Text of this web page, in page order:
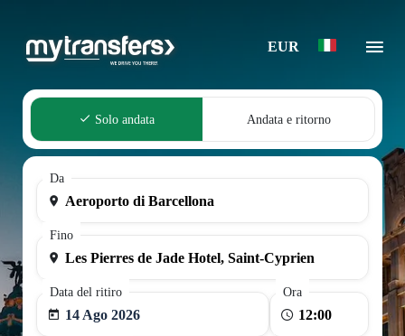
EUR
Solo andata Andata e ritorno
Da
Fino
Data del ritiro
14 Ago 2026
Ora